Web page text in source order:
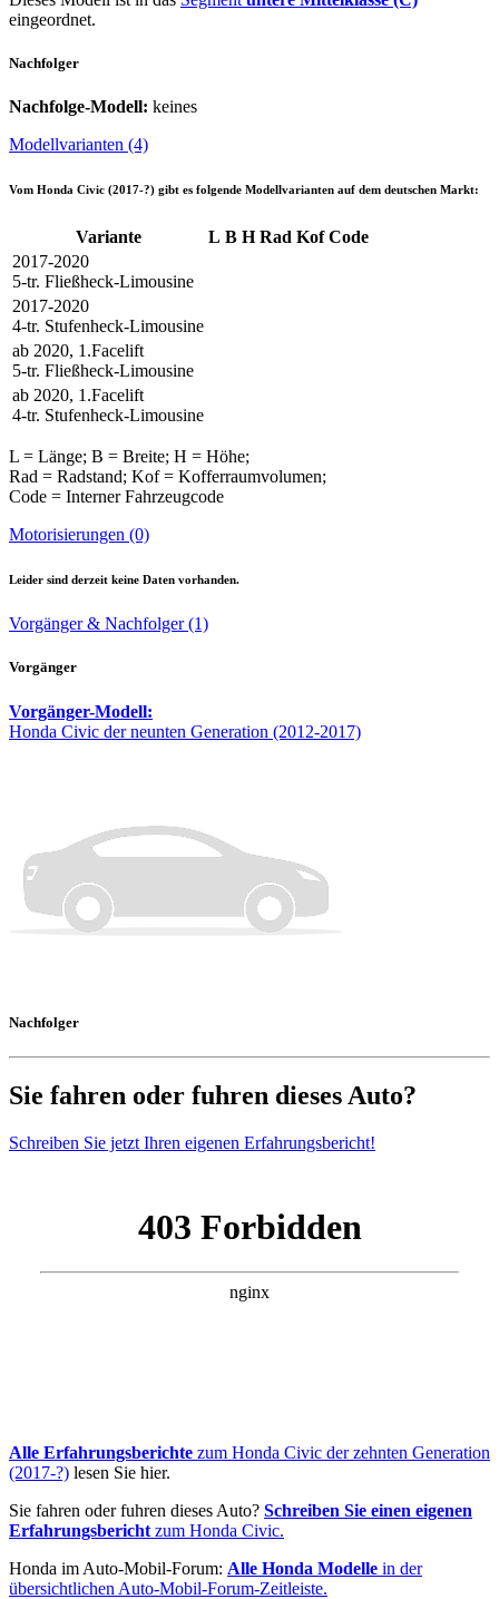
eingeordnet.
Nachfolger
Nachfolge-Modell: keines
Modellvarianten (4)
Vom Honda Civic (2017-?) gibt es folgende Modellvarianten auf dem deutschen Markt:
Variante L B H Rad Kof Code
2017-2020
5-tr. Fließheck-Limousine
2017-2020
4-tr. Stufenheck-Limousine
ab 2020, 1.Facelift
5-tr. Fließheck-Limousine
ab 2020, 1.Facelift
4-tr. Stufenheck-Limousine
L = Länge; B = Breite; H = Höhe;
Rad = Radstand; Kof = Kofferraumvolumen;
Code = Interner Fahrzeugcode
Motorisierungen (0)
Leider sind derzeit keine Daten vorhanden.
Vorgänger & Nachfolger (1)
Vorgänger
Vorgänger-Modell:
Honda Civic der neunten Generation (2012-2017)
Nachfolger
Sie fahren oder fuhren dieses Auto?
Schreiben Sie jetzt Ihren eigenen Erfahrungsbericht!
Alle Erfahrungsberichte zum Honda Civic der zehnten Generation
(2017-?) lesen Sie hier.
Sie fahren oder fuhren dieses Auto? Schreiben Sie einen eigenen
Erfahrungsbericht zum Honda Civic.
Honda im Auto-Mobil-Forum: Alle Honda Modelle in der
übersichtlichen Auto-Mobil-Forum-Zeitleiste.